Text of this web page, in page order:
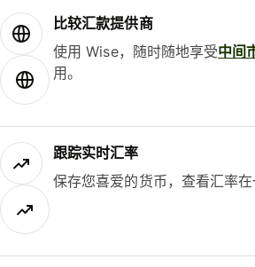
比较汇款提供商
使用 Wise，随时随地享受中间
用。
跟踪实时汇率
保存您喜爱的货币，查看汇率在